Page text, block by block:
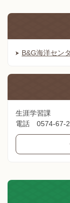
B&G海洋セン
生涯学習課
電話 0574-67-